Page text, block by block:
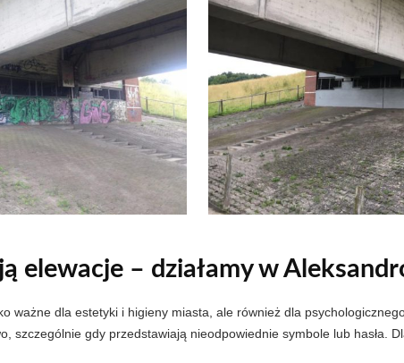
elewacje – działamy w
ważne dla estetyki i higieny miasta, ale również dla
szczególnie gdy przedstawiają nieodpowiednie symbole lub